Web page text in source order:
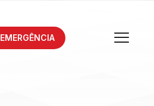
EMERGÊNCIA